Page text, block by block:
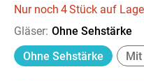
Nur noch 4Stück auf
Gläser: Ohne Sehstärke
Ohne Sehstärke
Mit